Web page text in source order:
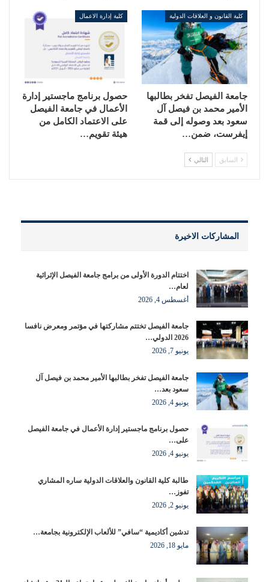
كلية القانون و العلاقات الدولية
جامعة الفيصل تفخر بطالبها
الأمير محمد بن فيصل آل
سعود بعد وصوله إلى قمة
إيفرست، ضمن…
كلية إدارة الاعمال
حصول برنامج ماجستير إدارة
الأعمال في جامعة الفيصل
على الاعتماد الكامل من
هيئة تقويم…
السابق التالي
المشاركات الاخيرة
اختتام الدورة الأولى من برامج جامعة الفيصل الإثرائية
لعام…
أغسطس 4, 2026
جامعة الفيصل تختتم مشاركتها في مؤتمر ومعرض نافسا
2026 الدولي…
يونيو 7, 2026
جامعة الفيصل تفخر بطالبها الأمير محمد بن فيصل آل
سعود بعد…
يونيو 4, 2026
حصول برنامج ماجستير إدارة الأعمال في جامعة الفيصل
على…
يونيو 4, 2026
طالبة كلية القانون والعلاقات الدولية ساره المشاري
تفوز…
يونيو 2, 2026
تدشين أكاديمية “سافي” للألعاب الإلكترونية بجامعة…
مايو 18, 2026